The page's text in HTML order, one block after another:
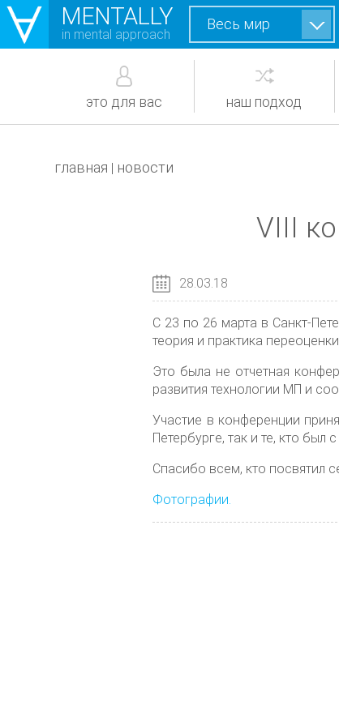
MENTALLY
in mental approach
Весь мир
это для вас наш подход
главная | новости
VIII
28.03.18
С 23 по 26 марта в Санкт-
теория и практика
Это была не отчетная
развития технологии МП и
Участие в конференции
Петербурге, так и те, кто был
Спасибо всем, кто посвятил
Фотографии.